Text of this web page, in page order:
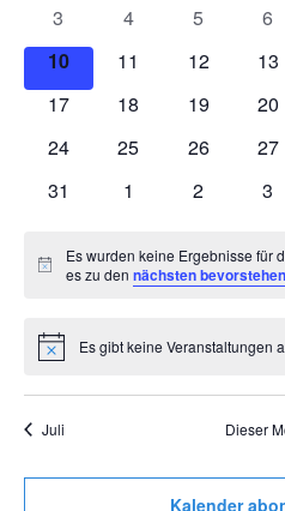
0
Veranstaltungen
3
0
4
0
5
0
6
0
Veranstaltungen
10
0
11
0
12
0
13
0
17
0
18
0
19
0
20
0
24
0
25
0
26
0
27
0
31
0
1
0
2
0
3
Hinweis
Es wurden keine Ergebnisse für
es zu dennächsten
HinweisEs gibt keine Veranstaltungen
Juli Dieser
Kalender